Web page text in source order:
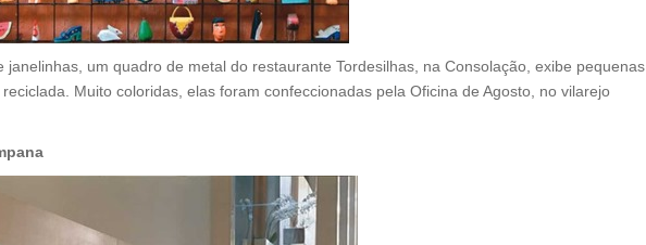
janelinhas, um quadro de metal do restaurante Tordesilhas, na Consolação, exibe pequenas
Muito coloridas, elas foram confeccionadas pela Oficina de Agosto, no vilarejo